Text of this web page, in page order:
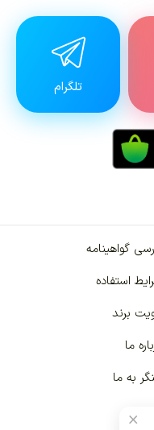
تلگرام
گواهینامه
استفاده
برند
ما
به ما
×